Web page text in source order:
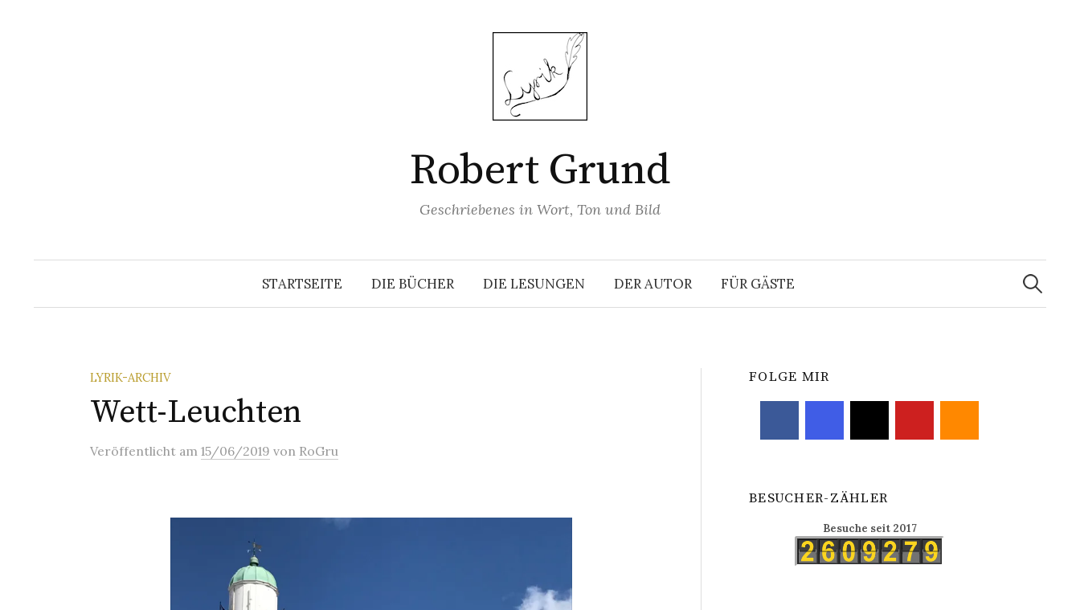
Robert Grund
Geschriebenes in Wort, Ton und Bild
STARTSEITE DIE BÜCHER DIE LESUNGEN DER AUTOR FÜR GÄSTE
Suchen
nach:
LYRIK-ARCHIV
Wett-Leuchten
Veröffentlicht am 15/06/2019 von RoGru
FOLGE MIR
BESUCHER-ZÄHLER
Besuche seit 2017